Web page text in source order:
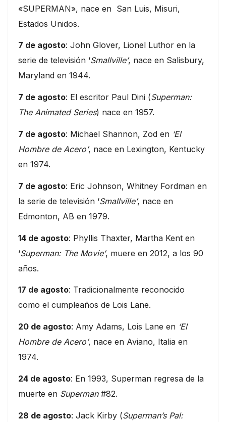
«SUPERMAN», nace en San Luis, Misuri,
Estados Unidos.
7 de agosto: John Glover, Lionel Luthor en la
serie de televisión ‘Smallville’, nace en Salisbury,
Maryland en 1944.
7 de agosto: El escritor Paul Dini (Superman:
The Animated Series) nace en 1957.
7 de agosto: Michael Shannon, Zod en ‘El
Hombre de Acero’, nace en Lexington, Kentucky
en 1974.
7 de agosto: Eric Johnson, Whitney Fordman en
la serie de televisión ‘Smallville’, nace en
Edmonton, AB en 1979.
14 de agosto: Phyllis Thaxter, Martha Kent en
‘Superman: The Movie’, muere en 2012, a los 90
años.
17 de agosto: Tradicionalmente reconocido
como el cumpleaños de Lois Lane.
20 de agosto: Amy Adams, Lois Lane en ‘El
Hombre de Acero’, nace en Aviano, Italia en
1974.
24 de agosto: En 1993, Superman regresa de la
muerte en Superman#82.
28 de agosto: Jack Kirby (Superman’s Pal: